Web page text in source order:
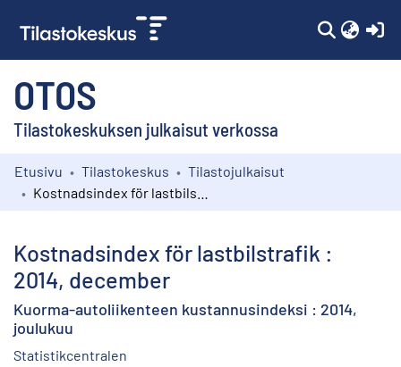
OTOS
Tilastokeskuksen julkaisut verkossa
Kokoelmat
Etusivu Tilastokeskus
Tilastojulkaisut
Kostnadsindex för lastbilstrafik :
2014, december
Kuorma-autoliikenteen kustannusindeksi : 2014,
joulukuu
Statistikcentralen